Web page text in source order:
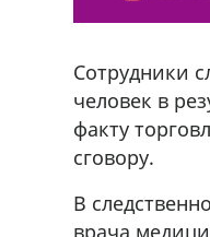
Сотрудники
человек в
факту
сговору.
В
врача
30 57